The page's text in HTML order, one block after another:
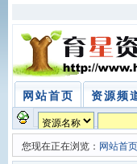
网站首页 资源频
您现在正在浏览： 网站首页